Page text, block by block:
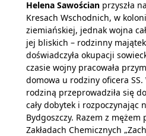
Helena Sawościan przyszła
Kresach Wschodnich, w
ziemiańskiej, jednak wojna
jej bliskich – rodzinny
doświadczyła okupacji
czasie wojny pracowała
domowa u rodziny oficera SS.
rodziną przeprowadziła się
cały dobytek i rozpoczynając
Bydgoszczy. Razem z mężem
Zakładach Chemicznych